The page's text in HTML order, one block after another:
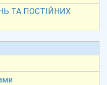
ТА ПОСТІЙНИХ